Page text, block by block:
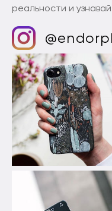
реальности и